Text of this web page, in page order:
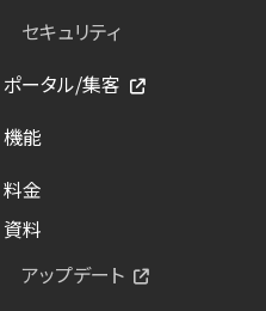
セキュリティ
ポータル/集客
機能
料金
資料
アップデート